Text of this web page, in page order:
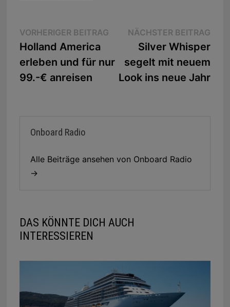
Beitragsnavigation
VORHERIGER BEITRAGVorheriger
Beitrag:
Holland America
erleben und für nur
99.-€ anreisen
NÄCHSTER BEITRAG
Silver Whisper
segelt mit neuem
Look ins neue Jahr
Onboard Radio
Alle Beiträge ansehen von Onboard Radio
→
DAS KÖNNTE DICH AUCH
INTERESSIEREN